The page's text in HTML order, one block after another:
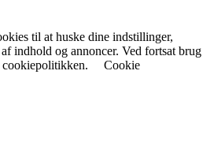
til at huske dine indstillinger,
indhold og annoncer. Ved fortsat brug
cookiepolitikken.
Cookie